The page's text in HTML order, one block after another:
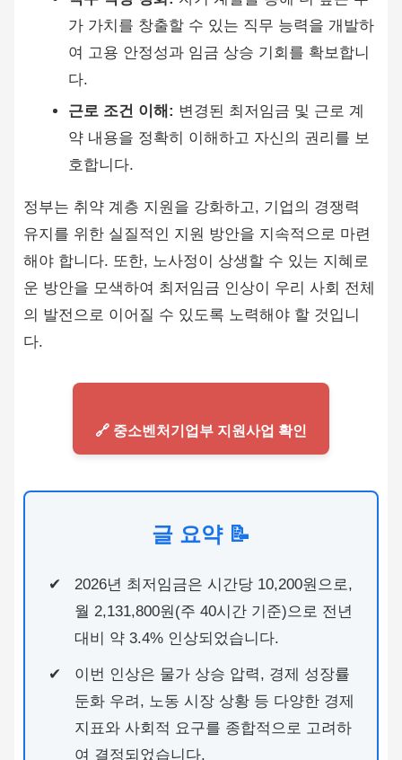
가 가치를 창출할 수 있는 직무 능력을 개발하
여 고용 안정성과 임금 상승 기회를 확보합니
다.
근로 조건 이해: 변경된 최저임금 및 근로 계
약 내용을 정확히 이해하고 자신의 권리를 보
호합니다.
정부는 취약 계층 지원을 강화하고, 기업의 경쟁력
유지를 위한 실질적인 지원 방안을 지속적으로 마련
해야 합니다. 또한, 노사정이 상생할 수 있는 지혜로
운 방안을 모색하여 최저임금 인상이 우리 사회 전체
의 발전으로 이어질 수 있도록 노력해야 할 것입니
다.
🔗 중소벤처기업부 지원사업 확인
글 요약 📝
2026년 최저임금은 시간당 10,200원으로,
월 2,131,800원(주 40시간 기준)으로 전년
대비 약 3.4% 인상되었습니다.
이번 인상은 물가 상승 압력, 경제 성장률
둔화 우려, 노동 시장 상황 등 다양한 경제
지표와 사회적 요구를 종합적으로 고려하
여 결정되었습니다.